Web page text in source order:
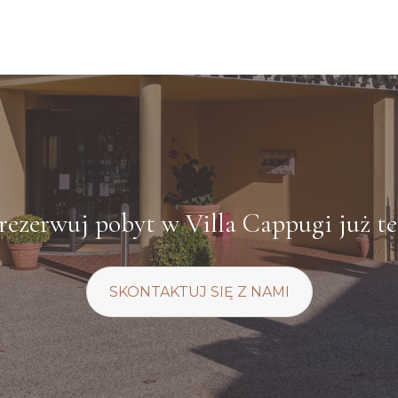
pobyt w Villa Cappugi już
SKONTAKTUJ SIĘ Z NAMI